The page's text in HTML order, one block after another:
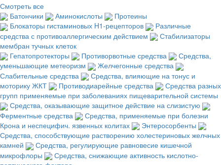
Смотреть все
Батончики
Аминокислоты
Протеины
Блокаторы гистаминовых H1-рецепторов
Различные
средства с противоаллергическим действием
Стабилизаторы
мембран тучных клеток
Гепатопротекторы
Противорвотные средства
Средства,
уменьшающие метеоризм
Желчегонные средства
Слабительные средства
Средства, влияющие на тонус и
моторику ЖКТ
Противодиарейные средства
Средства разных
групп применяемые при заболеваниях пищеварительной системы
Средства, оказывающие защитное действие на слизистую
Ферментные средства
Средства, применяемые при болезни
Крона и неспецифич. язвенных колитах
Энтеросорбенты
Средства, способствующие растворению холестериновых желчных
камней
Средства, регулирующие равновесие кишечной
микрофлоры
Средства, снижающие активность кислотно-